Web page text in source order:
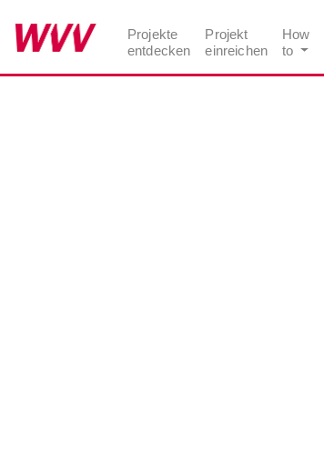
Seite
Projekte
entdecken
Projekt
einreichen
How
to